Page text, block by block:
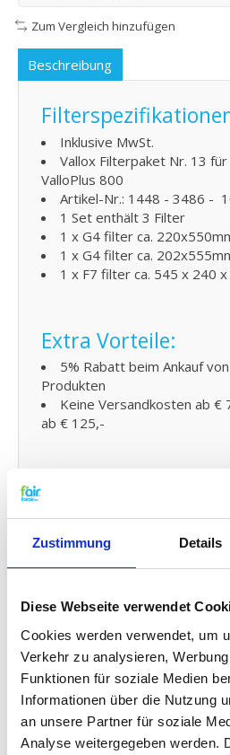
Zustimmung Details
Diese Webseite verwendet
Cookies werden verwendet, um
Verkehr zu analysieren,
Funktionen für soziale Medien
Informationen über die Nutzung
an unsere Partner für soziale
Analyse weitergegeben werden.
Zum Vergleich hinzufügen
Beschreibung
Inklusive MwSt.
Vallox Filterpaket Nr. 13
ValloPlus 800
Artikel-Nr.: 1448 - 3486 -
1 Set enthält 3 Filter
1 x G4 filter ca.
1 x G4 filter ca.
1 x F7 filter ca. 545 x 240
Extra Vorteile:
5% Rabatt beim Ankauf
Produkten
Keine Versandkosten ab €
ab € 125,-
Wartung:
Den Filter von fairair für den
luftungsanlage können Sie auf
kontrollierte Wohnraumlüftung
anbringen. Schauen Sie dafür
unsere
Gebrauchsanleitung
Ersatz Filters. Sie können
kleineWartungen selber
System zwischendurch mit